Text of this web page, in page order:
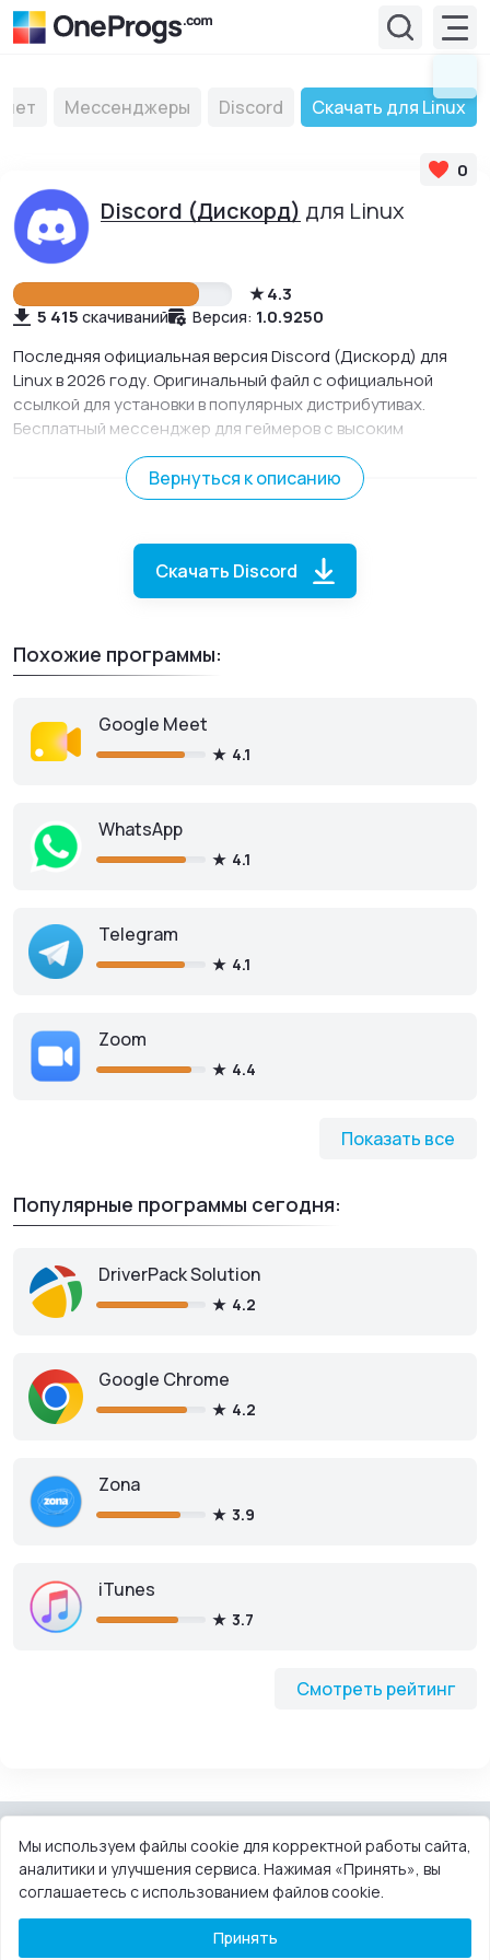
Мессенджеры Discord Скачать для Linux
Discord (Дискорд) для Linux
0
4.3
5 415 скачиваний Версия: 1.0.9250
Последняя официальная версия Discord (Дискорд) для
Linux в 2026 году. Оригинальный файл с официальной
ссылкой для установки в популярных дистрибутивах.
Бесплатный мессенджер для геймеров с высоким
качеством звука, широким функционалом и набором
уникальных возможностей.Вернуться к описанию
Скачать Discord
Похожие программы:
Показать все
Google Meet
4.1
WhatsApp
4.1
Telegram
4.1
Zoom
4.4
Популярные программы сегодня:
Смотреть рейтинг
DriverPack Solution
4.2
Google Chrome
4.2
Zona
3.9
iTunes
3.7
Discordдля Linux
Скачать бесплатно
КОНТАКТЫ
ПОЛЬЗОВАТЕЛЬСКОЕ СОГЛАШЕНИЕ
ПРАВООБЛАДАТЕЛЯМ
DMCA
Мы используем файлы cookie для корректной работы сайта,
аналитики и улучшения сервиса. Нажимая «Принять», вы
соглашаетесь с использованием файлов cookie.
Принять